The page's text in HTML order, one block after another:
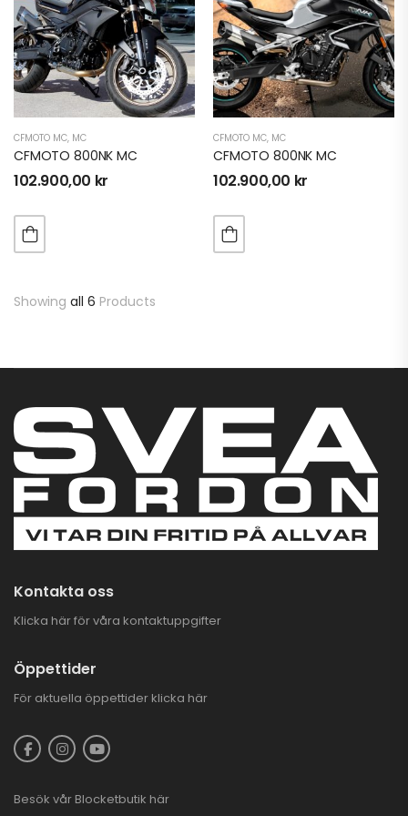
CFMOTO MC, MC
CFMOTO 800NK MC
102.900,00 kr
CFMOTO MC, MC
CFMOTO 800NK MC
102.900,00 kr
Showing all 6 Products
Kontakta oss
Klicka här för våra kontaktuppgifter
Öppettider
För aktuella öppettider klicka här
Besök vår Blocketbutik här